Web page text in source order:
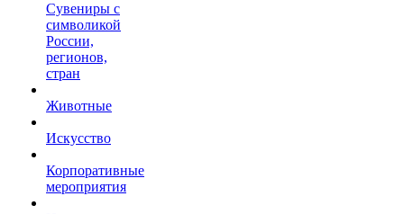
Сувениры с
символикой
России,
регионов,
стран
Животные
Искусство
Корпоративные
мероприятия